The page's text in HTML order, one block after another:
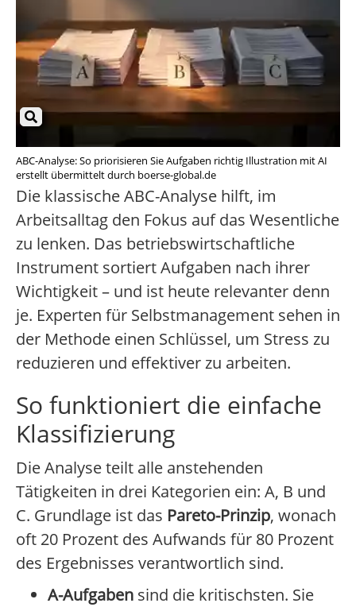
ABC-Analyse: So priorisieren Sie Aufgaben richtig Illustration mit AI
erstellt übermittelt durch boerse-global.de
Die klassische ABC-Analyse hilft, im
Arbeitsalltag den Fokus auf das Wesentliche
zu lenken. Das betriebswirtschaftliche
Instrument sortiert Aufgaben nach ihrer
Wichtigkeit – und ist heute relevanter denn
je. Experten für Selbstmanagement sehen in
der Methode einen Schlüssel, um Stress zu
reduzieren und effektiver zu arbeiten.
So funktioniert die einfache
Klassifizierung
Die Analyse teilt alle anstehenden
Tätigkeiten in drei Kategorien ein: A, B und
C. Grundlage ist das Pareto-Prinzip, wonach
oft 20 Prozent des Aufwands für 80 Prozent
des Ergebnisses verantwortlich sind.
A-Aufgaben sind die kritischsten. Sie